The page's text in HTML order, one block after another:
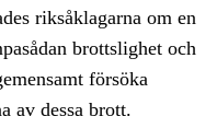
riksåklagarna om en
brottslighet och
försöka
av dessa brott.